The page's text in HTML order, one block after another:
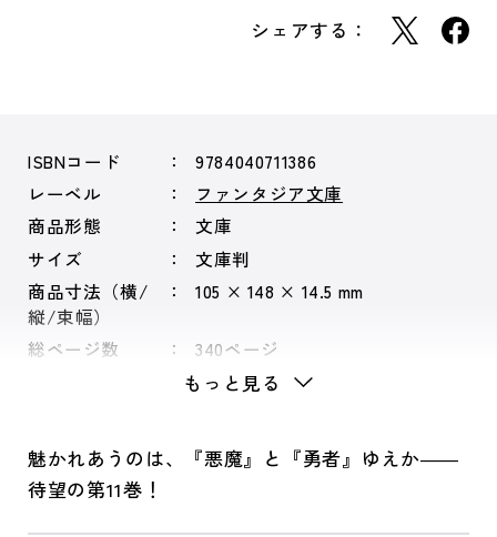
シェアする：
ISBNコード
9784040711386
レーベル
ファンタジア文庫
商品形態
文庫
サイズ
文庫判
商品寸法（横/
縦/束幅）
105 × 148 × 14.5 mm
総ページ数 340ページ
もっと見る
魅かれあうのは、『悪魔』と『勇者』ゆえか――
待望の第11巻！